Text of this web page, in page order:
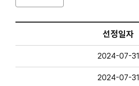
선정일자
2024-07-31
2024-07-31